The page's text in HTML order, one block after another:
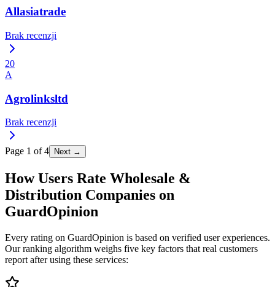
Allasiatrade
Brak recenzji
20
A
Agrolinksltd
Brak recenzji
Page 1 of4 Next →
How Users Rate Wholesale &
Distribution Companies on
GuardOpinion
Every rating on GuardOpinion is based on verified user experiences.
Our ranking algorithm weighs five key factors that real customers
report after using these services: